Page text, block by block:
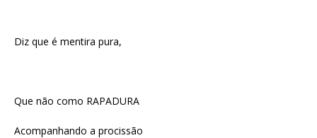
Diz que é mentira pura,
Que não como RAPADURA
Acompanhando a procissão